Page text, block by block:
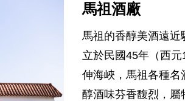
馬祖酒廠
馬祖的香醇美酒遠
立於民國45年（西
伸海峽，馬祖各種名
醇酒味芬香馥烈，屬